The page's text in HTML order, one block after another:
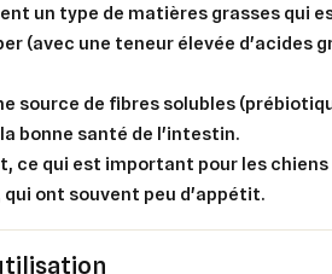
un type de matières grasses qui
(avec une teneur élevée d'acides
source de fibres solubles
bonne santé de l'intestin.
ce qui est important pour les chiens
ont souvent peu d'appétit.
Ajouter à ma liste
add_circle_outline Créer une
Nom de la liste
Annuler
Vous devez être
Annuler